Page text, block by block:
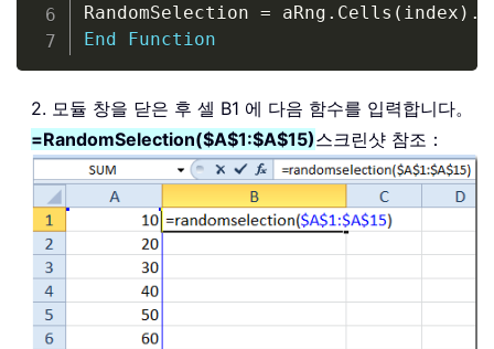
RandomSelection = aRng . Cells ( index ) .
End
Function
2. 모듈 창을 닫은 후 셀 B1 에 다음 함수를 입력합니다。
=RandomSelection($A$1:$A$15)스크린샷 참조：